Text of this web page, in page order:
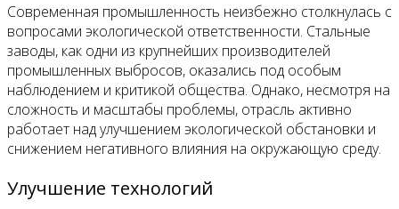
Современная промышленность неизбежно столкнулась с
вопросами экологической ответственности. Стальные
заводы, как одни из крупнейших производителей
промышленных выбросов, оказались под особым
наблюдением и критикой общества. Однако, несмотря на
сложность и масштабы проблемы, отрасль активно
работает над улучшением экологической обстановки и
снижением негативного влияния на окружающую среду.
Улучшение технологий